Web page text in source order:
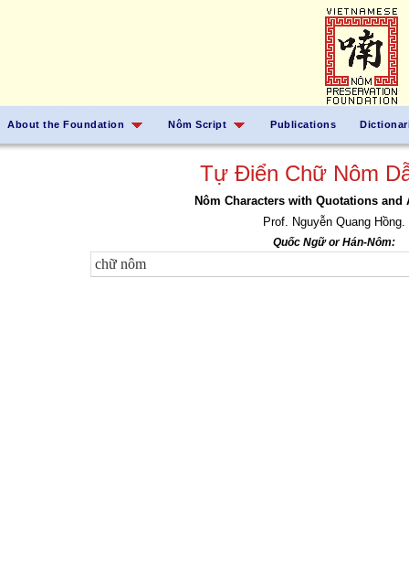
About the Foundation Nôm Script Publications
Tự Điển Chữ Nôm
Nôm Characters with Quotations and
Prof. Nguyễn Quang Hồng.
Quốc Ngữ or Hán-Nôm: